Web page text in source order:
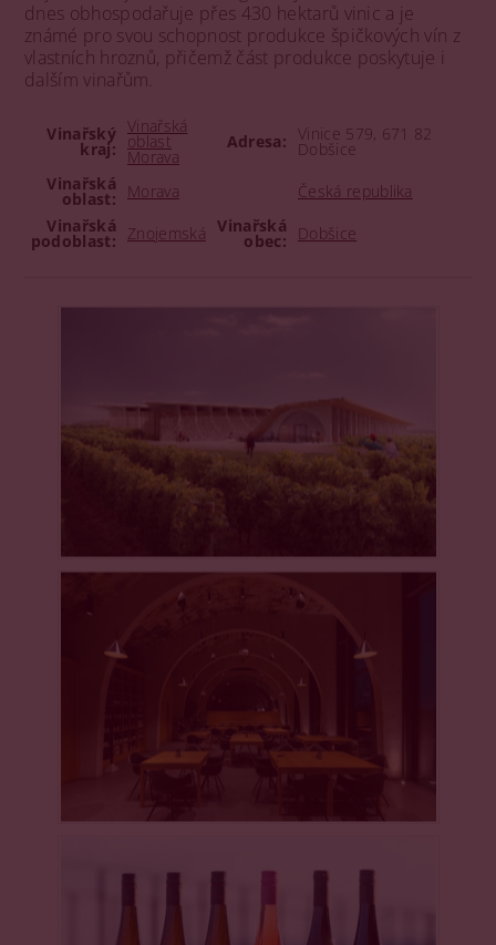
dnes obhospodařuje přes 430 hektarů vinic a je
známé pro svou schopnost produkce špičkových vín z
vlastních hroznů, přičemž část produkce poskytuje i
dalším vinařům.
Vinařský
kraj:
Vinařská
oblast
Morava
Adresa: Vinice 579, 671 82
Dobšice
Vinařská
oblast: Morava
Česká republika
Vinařská
podoblast: Znojemská Vinařská
obec: Dobšice